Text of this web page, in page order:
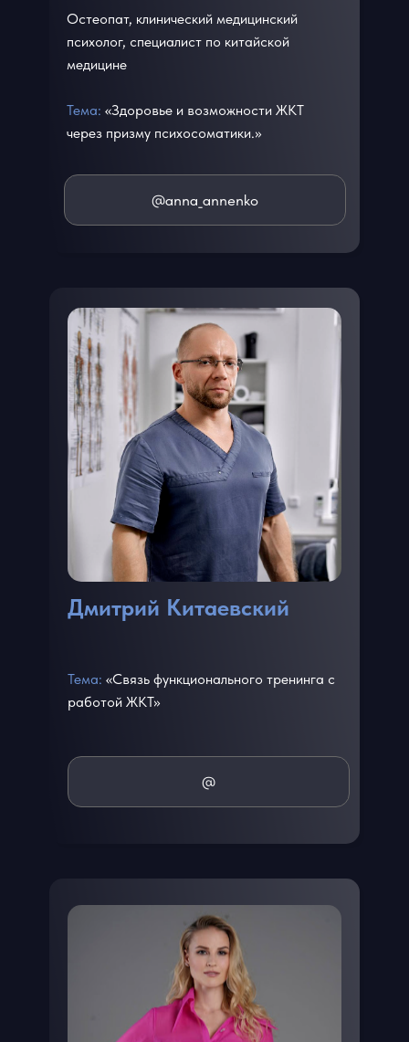
@anna_annenko
Остеопат, клинический медицинский
психолог, специалист по китайской
медицине
Тема: «Здоровье и возможности ЖКТ
через призму психосоматики.»
@
Дмитрий Китаевский
Тема: «Связь функционального тренинга с
работой ЖКТ»